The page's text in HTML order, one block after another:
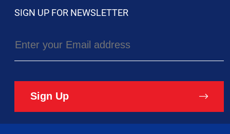
SIGN UP FOR NEWSLETTER
Sign Up